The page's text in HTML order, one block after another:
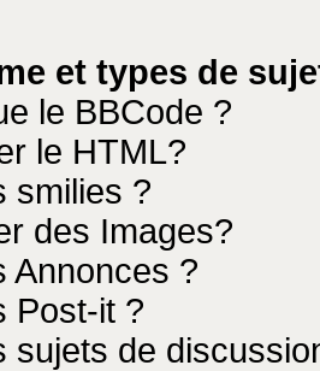
et types de
le BBCode ?
le HTML?
smilies ?
des Images?
Annonces ?
Post-it ?
sujets de